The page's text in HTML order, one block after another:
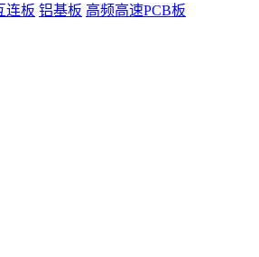
连板 铝基板 高频高速PCB板